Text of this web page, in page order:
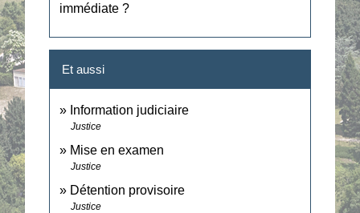
immédiate ?
Et aussi
Information judiciaire
Justice
Mise en examen
Justice
Détention provisoire
Justice